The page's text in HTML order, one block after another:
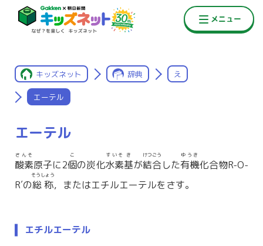
キッズネット 辞典 え
エーテル
エーテル
酸素
さんそ
原子に2個
こ
の炭化水素
すいそ
基
き
が結合
けつごう
した有機
ゆうき
化合物R-O-
R′の総称
そうしょう
，またはエチルエーテルをさす。
エチルエーテル